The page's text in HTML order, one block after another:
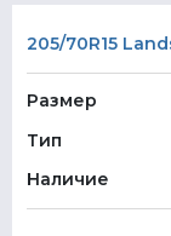
205/70R15
Размер
Тип
Наличие